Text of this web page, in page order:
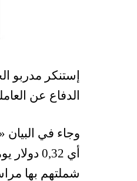
إستنكر مدربو
الدفاع عن
أي 0,32
شملتهم بها